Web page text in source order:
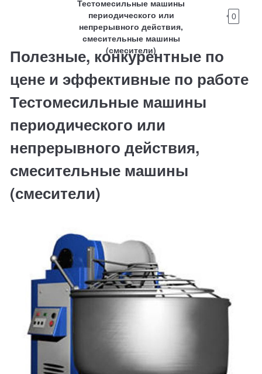
Тестомесильные машины
периодического или
непрерывного действия,
смесительные машины
(смесители)
0
Полезные, конкурентные по
цене и эффективные по работе
Тестомесильные машины
периодического или
непрерывного действия,
смесительные машины
(смесители)